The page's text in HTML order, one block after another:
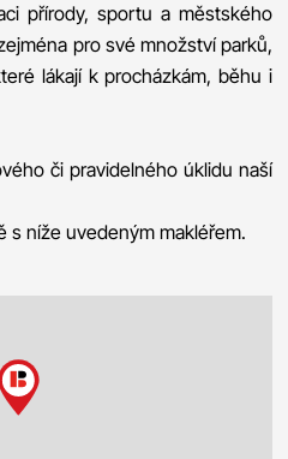
přírody, sportu a městského
pro své množství parků,
lákají k procházkám, běhu i
či pravidelného úklidu naší
s níže uvedeným makléřem.